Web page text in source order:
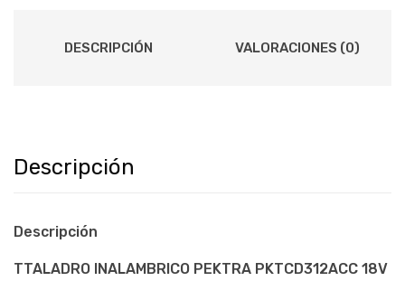
DESCRIPCIÓN VALORACIONES (0)
Descripción
Descripción
TTALADRO INALAMBRICO PEKTRA PKTCD312ACC 18V